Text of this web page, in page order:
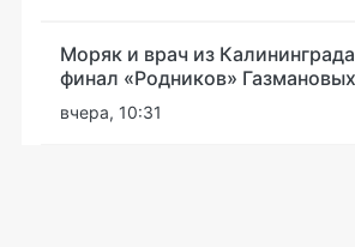
Моряк и врач из
финал «Родников» Газмановых
вчера, 10:31